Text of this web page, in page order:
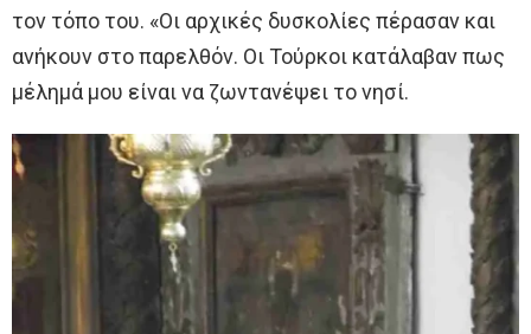
τον τόπο του. «Οι αρχικές δυσκολίες πέρασαν και
ανήκουν στο παρελθόν. Οι Τούρκοι κατάλαβαν πως
μέλημά μου είναι να ζωντανέψει το νησί.